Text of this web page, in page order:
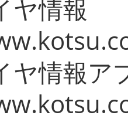
ヤ情報
ヤ情報ア